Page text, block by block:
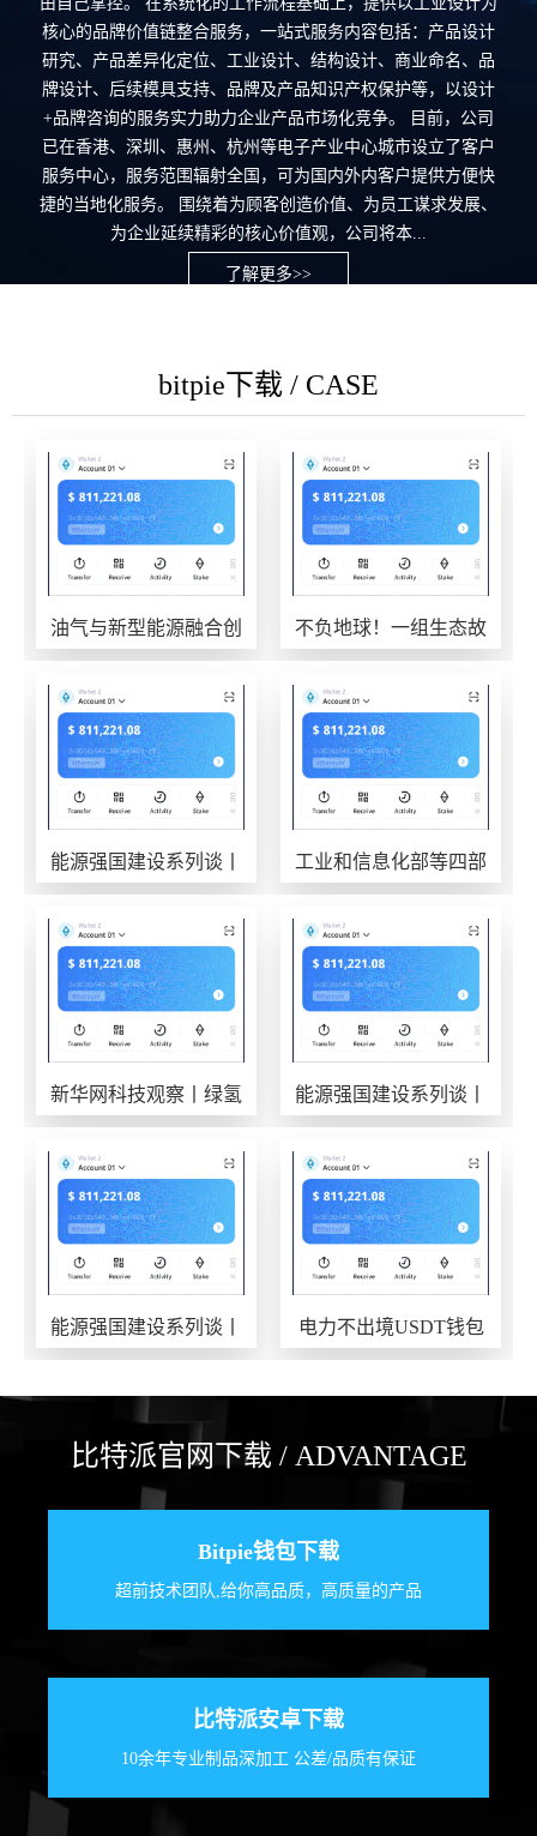
核心的品牌价值链整合服务，一站式服务内容包括：产品设计
研究、产品差异化定位、工业设计、结构设计、商业命名、品
牌设计、后续模具支持、品牌及产品知识产权保护等，以设计
+品牌咨询的服务实力助力企业产品市场化竞争。 目前，公司
已在香港、深圳、惠州、杭州等电子产业中心城市设立了客户
服务中心，服务范围辐射全国，可为国内外内客户提供方便快
捷的当地化服务。 围绕着为顾客创造价值、为员工谋求发展、
为企业延续精彩的核心价值观，公司将本...
了解更多>>
bitpie下载 / CASE
油气与新型能源融合创
不负地球！一组生态故
能源强国建设系列谈丨
工业和信息化部等四部
新华网科技观察丨绿氢
能源强国建设系列谈丨
能源强国建设系列谈丨
电力不出境USDT钱包
比特派官网下载 / ADVANTAGE
Bitpie钱包下载
超前技术团队,给你高品质，高质量的产品
比特派安卓下载
10余年专业制品深加工 公差/品质有保证